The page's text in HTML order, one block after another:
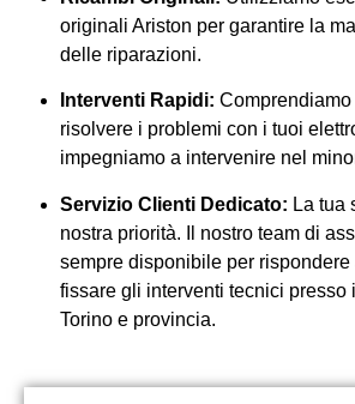
originali Ariston per garantire la
delle riparazioni.
Interventi Rapidi: Comprendiamo
risolvere i problemi con i tuoi
impegniamo a intervenire nel
Servizio Clienti Dedicato: La tua
nostra priorità. Il nostro team di
sempre disponibile per rispondere
fissare gli interventi tecnici presso
Torino e provincia.